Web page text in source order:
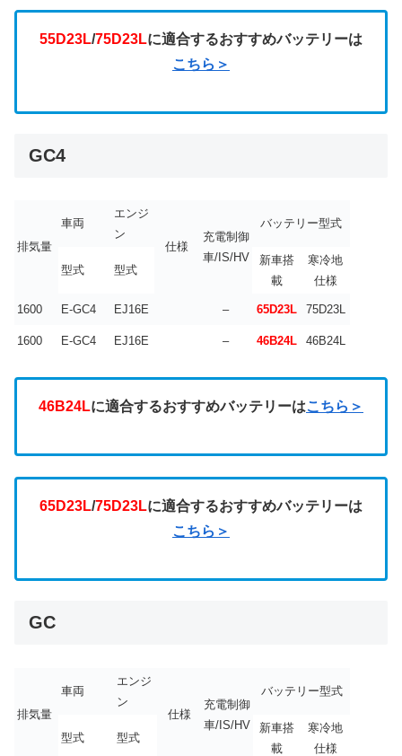
55D23L/75D23Lに適合するおすすめバッテリーは
こちら＞
GC4
排気量
車両
エンジ
ン
仕様
充電制御
車/IS/HV
バッテリー型式
型式 型式
新車搭
載
寒冷地
仕様
1600 E-GC4 EJ16E – 65D23L 75D23L
1600 E-GC4 EJ16E – 46B24L 46B24L
46B24Lに適合するおすすめバッテリーはこちら＞
65D23L/75D23Lに適合するおすすめバッテリーは
こちら＞
GC
排気量
車両
エンジ
ン
仕様
充電制御
車/IS/HV
バッテリー型式
型式 型式
新車搭
載
寒冷地
仕様